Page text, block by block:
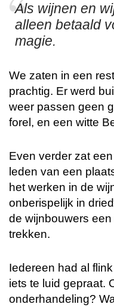
Als wijnen en
alleen betaald
magie.
We zaten in een
prachtig. Er werd
weer passen geen
forel, en een witte
Even verder zat
leden van een
het werken in de
onberispelijk in
de wijnbouwers
trekken.
Iedereen had al
iets te luid gepraat.
onderhandeling?